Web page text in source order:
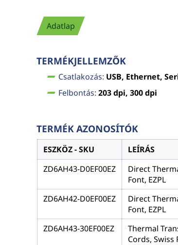
Adatlap
TERMÉKJELLEMZŐK
Csatlakozás: USB, Ethernet,
Felbontás: 203 dpi, 300 dpi
TERMÉK AZONOSÍTÓK
ESZKÖZ - SKU
LEÍRÁS
ZD6AH43-D0EF00EZ
Direct
Font, EZPL
ZD6AH42-D0EF00EZ
Direct
Font, EZPL
ZD6AH43-30EF00EZ
Thermal
Cords, Swiss